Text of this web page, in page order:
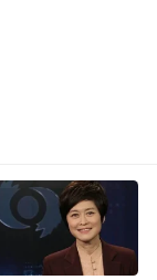
户上传并发
the videos,
and posted